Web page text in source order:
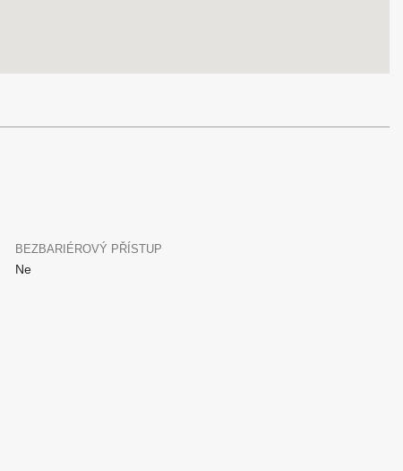
BEZBARIÉROVÝ PŘÍSTUP
Ne